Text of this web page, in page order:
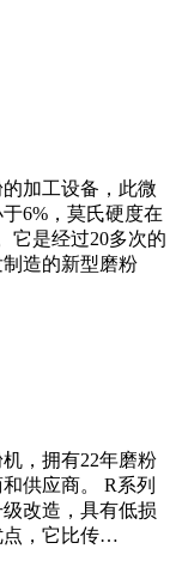
加工设备，此微
6%，莫氏硬度在
它是经过20多次的
造的新型磨粉
，拥有22年磨粉
供应商。 R系列
改造，具有低损
点，它比传…